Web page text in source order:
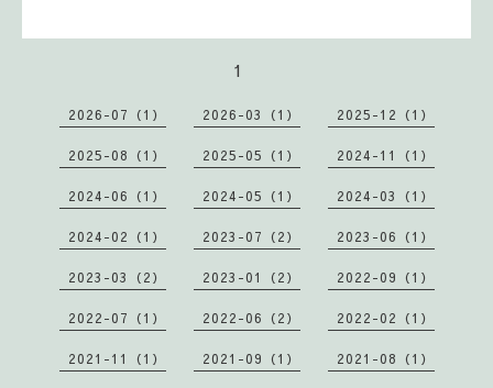
1
2026-07（1） 2026-03（1） 2025-12（1）
2025-08（1） 2025-05（1） 2024-11（1）
2024-06（1） 2024-05（1） 2024-03（1）
2024-02（1） 2023-07（2） 2023-06（1）
2023-03（2） 2023-01（2） 2022-09（1）
2022-07（1） 2022-06（2） 2022-02（1）
2021-11（1） 2021-09（1） 2021-08（1）